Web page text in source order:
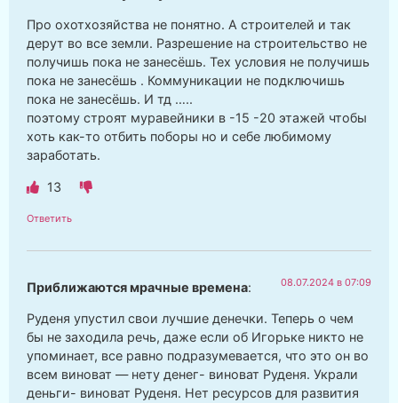
Про охотхозяйства не понятно. А строителей и так
дерут во все земли. Разрешение на строительство не
получишь пока не занесёшь. Тех условия не получишь
пока не занесёшь . Коммуникации не подключишь
пока не занесёшь. И тд …..
поэтому строят муравейники в -15 -20 этажей чтобы
хоть как-то отбить поборы но и себе любимому
заработать.
13
Ответить
Приближаются мрачные времена: 08.07.2024 в 07:09
Руденя упустил свои лучшие денечки. Теперь о чем
бы не заходила речь, даже если об Игорьке никто не
упоминает, все равно подразумевается, что это он во
всем виноват — нету денег- виноват Руденя. Украли
деньги- виноват Руденя. Нет ресурсов для развития